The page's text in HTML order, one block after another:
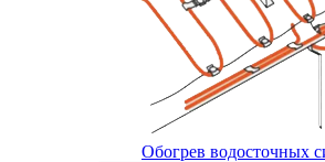
Обогрев водосточных